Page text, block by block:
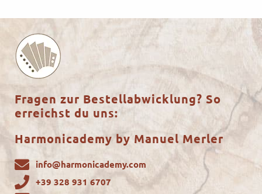
Fragen zur Bestellabwicklung? So
erreichst du uns:
Harmonicademy by Manuel Merler
info@harmonicademy.com
+39 328 931 6707